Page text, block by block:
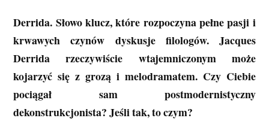
Derrida. Słowo klucz, które rozpoczyna pełne pasji i
krwawych czynów dyskusje filologów. Jacques
Derrida rzeczywiście wtajemniczonym może
kojarzyć się z grozą i melodramatem. Czy Ciebie
pociągał sam postmodernistyczny
dekonstrukcjonista? Jeśli tak, to czym?